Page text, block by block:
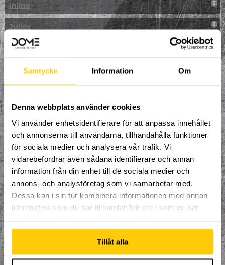
Samtycke Information Om
Denna webbplats använder cookies
Vi använder enhetsidentifierare för att anpassa innehållet
och annonserna till användarna, tillhandahålla funktioner
för sociala medier och analysera vår trafik. Vi
vidarebefordrar även sådana identifierare och annan
information från din enhet till de sociala medier och
annons- och analysföretag som vi samarbetar med.
Dessa kan i sin tur kombinera informationen med annan
information som du har tillhandahållit eller som de har
Tillåt alla
Inline 0
Jullov 0
Kampanj 0
Kickbike
Klättring
LAN
Multisport
Mässa
NPF-Träning
Påsklovsläger